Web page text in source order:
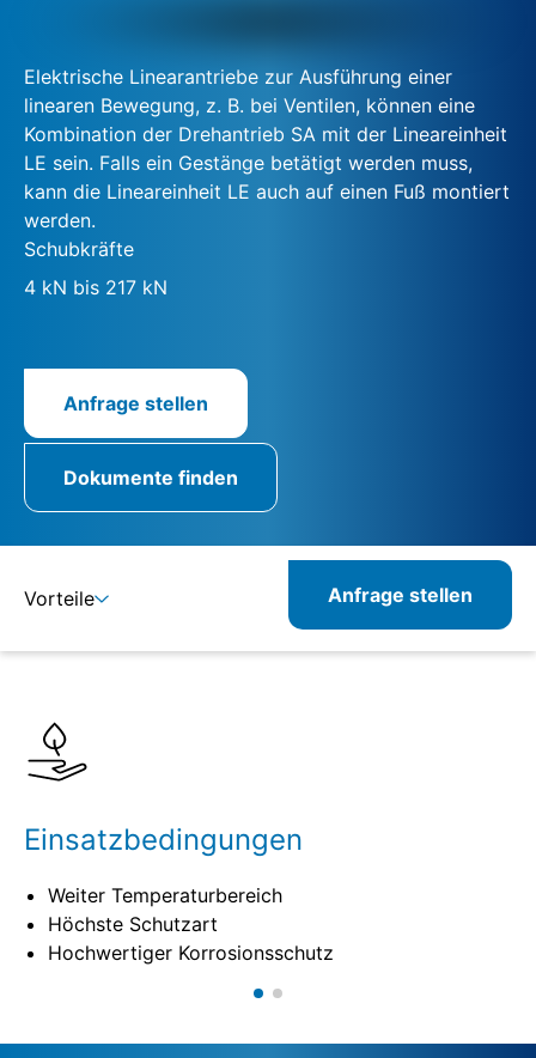
Elektrische Linearantriebe zur Ausführung einer
linearen Bewegung, z. B. bei Ventilen, können eine
Kombination der Drehantrieb SA mit der Lineareinheit
LE sein. Falls ein Gestänge betätigt werden muss,
kann die Lineareinheit LE auch auf einen Fuß montiert
werden.
Schubkräfte
4 kN bis 217 kN
Anfrage stellen
Dokumente finden
Vorteile
Kombinierbare Produkte
Anfrage stellen
Einsatzbedingungen
Weiter Temperaturbereich
Höchste Schutzart
Hochwertiger Korrosionsschutz